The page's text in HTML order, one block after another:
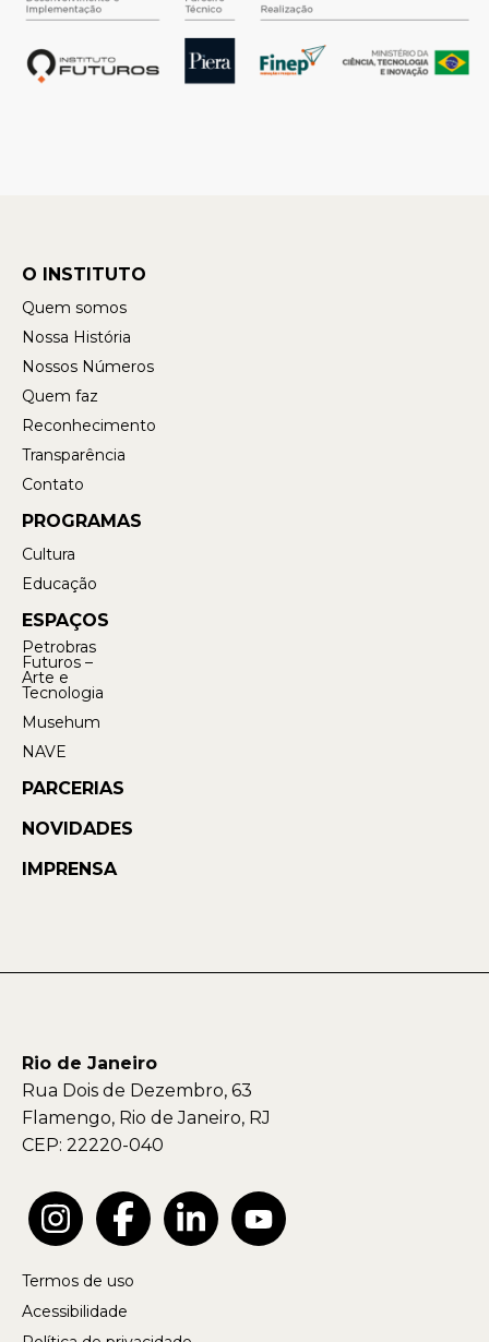
O INSTITUTO
Quem somos
Nossa História
Nossos Números
Quem faz
Reconhecimento
Transparência
Contato
PROGRAMAS
Cultura
Educação
ESPAÇOS
Petrobras
Futuros –
Arte e
Tecnologia
Musehum
NAVE
PARCERIAS
NOVIDADES
IMPRENSA
Rio de Janeiro
Rua Dois de Dezembro, 63
Flamengo, Rio de Janeiro, RJ
CEP: 22220-040
Termos de uso
Acessibilidade